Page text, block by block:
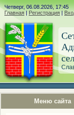
Четверг, 06.08.2026, 17:45
Главная | Регистрация |
Меню сайта